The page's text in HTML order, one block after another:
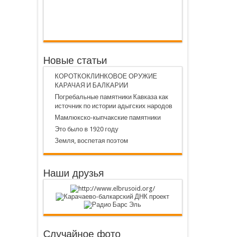
Новые статьи
КОРОТКОКЛИНКОВОЕ ОРУЖИЕ
КАРАЧАЯ И БАЛКАРИИ
Погребальные памятники Кавказа как
источник по истории адыгских народов
Мамлюкско-кыпчакские памятники
Это было в 1920 году
Земля, воспетая поэтом
Наши друзья
Случайное фото